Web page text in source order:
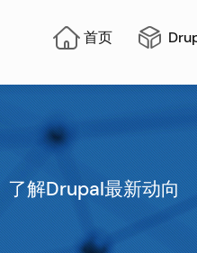
Main
首页
解Drupal最新动向